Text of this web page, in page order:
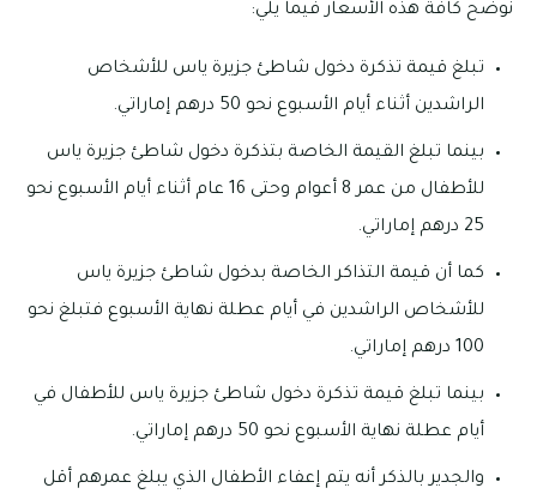
نوضح كافة هذه الأسعار فيما يلي:
تبلغ قيمة تذكرة دخول شاطئ جزيرة ياس للأشخاص
الراشدين أثناء أيام الأسبوع نحو 50 درهم إماراتي.
بينما تبلغ القيمة الخاصة بتذكرة دخول شاطئ جزيرة ياس
للأطفال من عمر 8 أعوام وحتى 16 عام أثناء أيام الأسبوع نحو
25 درهم إماراتي.
كما أن قيمة التذاكر الخاصة بدخول شاطئ جزيرة ياس
للأشخاص الراشدين في أيام عطلة نهاية الأسبوع فتبلغ نحو
100 درهم إماراتي.
بينما تبلغ قيمة تذكرة دخول شاطئ جزيرة ياس للأطفال في
أيام عطلة نهاية الأسبوع نحو 50 درهم إماراتي.
والجدير بالذكر أنه يتم إعفاء الأطفال الذي يبلغ عمرهم أقل